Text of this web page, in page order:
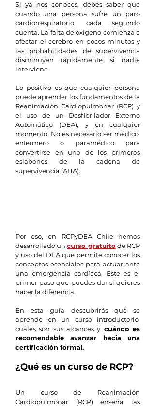
Si ya nos conoces, debes saber que
cuando una persona sufre un paro
cardiorrespiratorio, cada segundo
cuenta. La falta de oxígeno comienza a
afectar el cerebro en pocos minutos y
las probabilidades de supervivencia
disminuyen rápidamente si nadie
interviene.
Lo positivo es que cualquier persona
puede aprender los fundamentos de la
Reanimación Cardiopulmonar (RCP) y
el uso de un Desfibrilador Externo
Automático (DEA), y en cualquier
momento. No es necesario ser médico,
enfermero o paramédico para
convertirse en uno de los primeros
eslabones de la cadena de
supervivencia (AHA).
Por eso, en RCPyDEA Chile hemos
desarrollado un curso gratuito de RCP
y uso del DEA que permite conocer los
conceptos esenciales para actuar ante
una emergencia cardíaca. Este es el
primer paso que puedes dar si quieres
hacer la diferencia.
En esta guía descubrirás qué se
aprende en un curso introductorio,
cuáles son sus alcances y cuándo es
recomendable avanzar hacia una
certificación formal.
¿Qué es un curso de RCP?
Un curso de Reanimación
Cardiopulmonar (RCP) enseña las